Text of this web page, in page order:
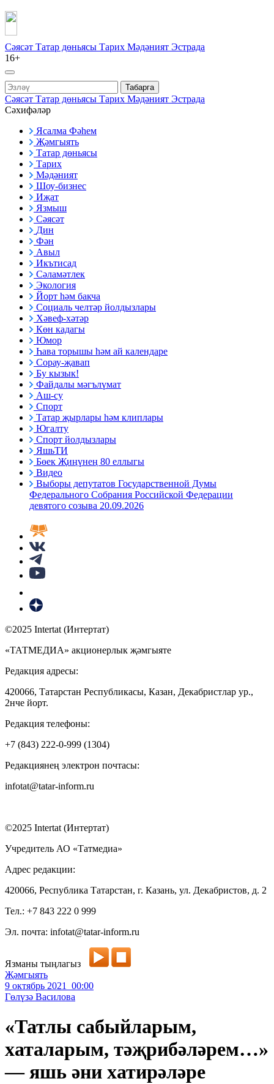
Сәясәт Татар дөньясы Тарих Мәдәният Эстрада
16+
Табарга
Сәясәт Татар дөньясы Тарих Мәдәният Эстрада
Сәхифәләр
Ясалма Фәһем
Җәмгыять
Татар дөньясы
Тарих
Мәдәният
Шоу-бизнес
Иҗат
Язмыш
Сәясәт
Дин
Фән
Авыл
Икътисад
Сәламәтлек
Экология
Йорт һәм бакча
Социаль челтәр йолдызлары
Хәвеф-хәтәр
Көн кадагы
Юмор
Һава торышы һәм ай календаре
Сорау-җавап
Бу кызык!
Файдалы мәгълүмат
Аш-су
Спорт
Татар җырлары һәм клиплары
Югалту
Спорт йолдызлары
ЯшьТИ
Бөек Җиңүнең 80 еллыгы
Видео
Выборы депутатов Государственной Думы
Федерального Собрания Российской Федерации
девятого созыва 20.09.2026
©2025 Intertat (Интертат)
«ТАТМЕДИА» акционерлык җәмгыяте
Редакция адресы:
420066, Татарстан Республикасы, Казан, Декабристлар ур.,
2нче йорт.
Редакция телефоны:
+7 (843) 222-0-999 (1304)
Редакциянең электрон почтасы:
infotat@tatar-inform.ru
©2025 Intertat (Интертат)
Учредитель АО «Татмедиа»
Адрес редакции:
420066, Республика Татарстан, г. Казань, ул. Декабристов, д. 2
Тел.: +7 843 222 0 999
Эл. почта: infotat@tatar-inform.ru
Язманы тыңлагыз
Җәмгыять
9 октябрь 2021 00:00
Гөлүзә Василова
«Татлы сабыйларым,
хаталарым, тәҗрибәләрем…»
— яшь әни хатирәләре